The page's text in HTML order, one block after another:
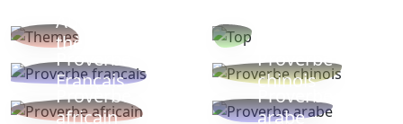
Autres
thèmes
Proverbe
Français
Proverbe
chinois
Proverbe
africain
Proverbe
arabe